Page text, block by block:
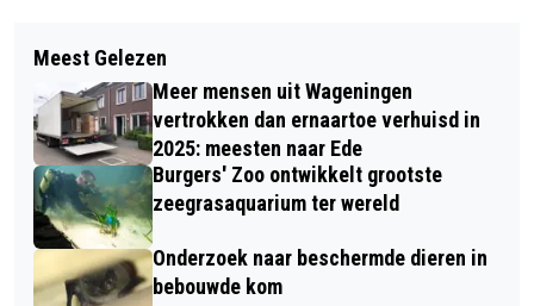
Meest Gelezen
Meer mensen uit Wageningen
vertrokken dan ernaartoe verhuisd in
2025: meesten naar Ede
Burgers' Zoo ontwikkelt grootste
zeegrasaquarium ter wereld
Onderzoek naar beschermde dieren in
bebouwde kom